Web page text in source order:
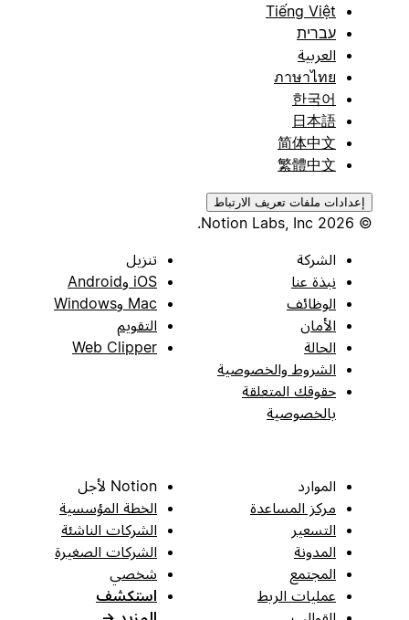
Tiếng Việt
עברית
العربية
ภาษาไทย
한국어
日本語
简体中文
繁體中文
إعدادات ملفات تعريف الارتباط
© 2026 Notion Labs, Inc.
الشركة
نبذة عنا
الوظائف
الأمان
الحالة
الشروط والخصوصية
حقوقك المتعلقة
بالخصوصية
تنزيل
iOS وAndroid
Mac وWindows
التقويم
Web Clipper
الموارد
مركز المساعدة
التسعير
المدونة
المجتمع
عمليات الربط
Notion لأجل
الخطة المؤسسية
الشركات الناشئة
الشركات الصغيرة
شخصي
استكشف